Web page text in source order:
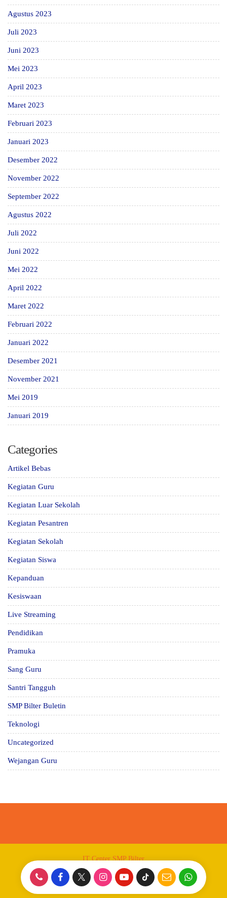
Agustus 2023
Juli 2023
Juni 2023
Mei 2023
April 2023
Maret 2023
Februari 2023
Januari 2023
Desember 2022
November 2022
September 2022
Agustus 2022
Juli 2022
Juni 2022
Mei 2022
April 2022
Maret 2022
Februari 2022
Januari 2022
Desember 2021
November 2021
Mei 2019
Januari 2019
Categories
Artikel Bebas
Kegiatan Guru
Kegiatan Luar Sekolah
Kegiatan Pesantren
Kegiatan Sekolah
Kegiatan Siswa
Kepanduan
Kesiswaan
Live Streaming
Pendidikan
Pramuka
Sang Guru
Santri Tangguh
SMP Bilter Buletin
Teknologi
Uncategorized
Wejangan Guru
IT Center SMP Bilter